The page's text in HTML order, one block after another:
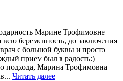
Марине Трофимовне
беременность, до заключения
с большой буквы и просто
прием был в радость:)
подхода, Марина Трофимовна
Читать далее